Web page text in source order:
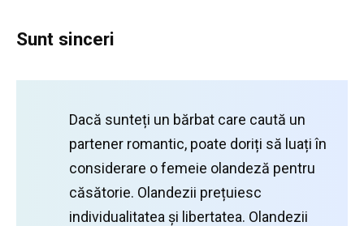
Sunt sinceri
Dacă sunteți un bărbat care caută un
partener romantic, poate doriți să luați în
considerare o femeie olandeză pentru
căsătorie. Olandezii prețuiesc
individualitatea și libertatea. Olandezii